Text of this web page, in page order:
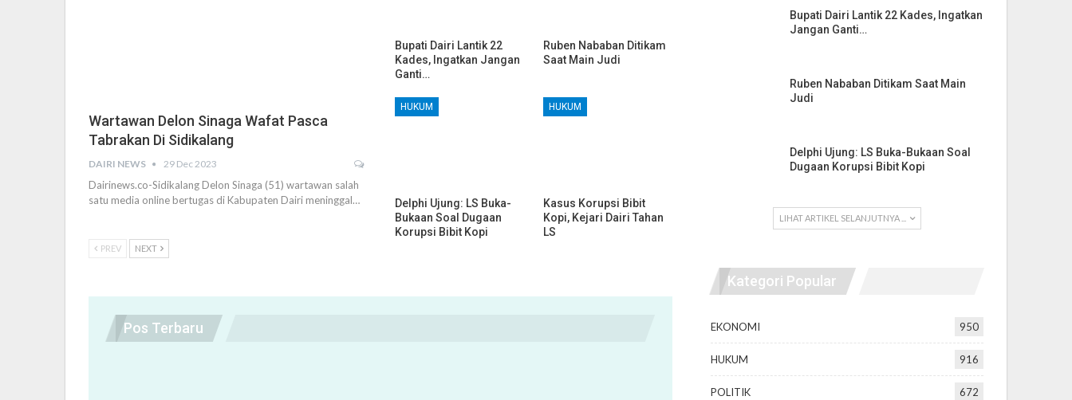
Wartawan Delon Sinaga Wafat Pasca
Tabrakan Di Sidikalang
DAIRI NEWS 29 Dec 2023
Dairinews.co-Sidikalang Delon Sinaga (51) wartawan salah
satu media online bertugas di Kabupaten Dairi meninggal…
Bupati Dairi Lantik 22
Kades, Ingatkan Jangan
Ganti…
Ruben Nababan Ditikam
Saat Main Judi
HUKUM
Delphi Ujung: LS Buka-
Bukaan Soal Dugaan
Korupsi Bibit Kopi
HUKUM
Kasus Korupsi Bibit
Kopi, Kejari Dairi Tahan
LS
PREV NEXT
Pos Terbaru
Bupati Dairi Lantik 22 Kades, Ingatkan
Jangan Ganti…
Ruben Nababan Ditikam Saat Main
Judi
Delphi Ujung: LS Buka-Bukaan Soal
Dugaan Korupsi Bibit Kopi
LIHAT ARTIKEL SELANJUTNYA ...
Kategori Popular
EKONOMI 950
HUKUM 916
POLITIK 672